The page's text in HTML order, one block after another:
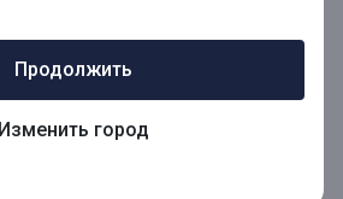
Продолжить
Изменить город